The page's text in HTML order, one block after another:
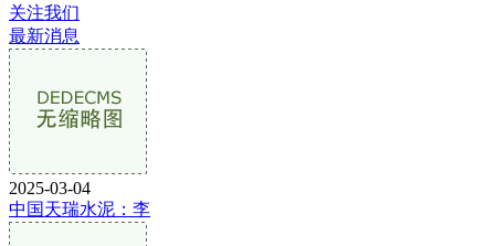
关注我们
最新消息
2025-03-04
中国天瑞水泥：李